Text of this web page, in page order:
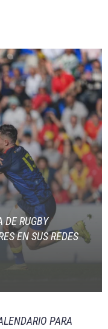
DE RUGBY
EN SUS REDES
PARA